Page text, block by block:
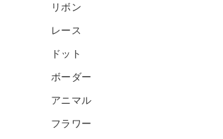
リボン
レース
ドット
ボーダー
アニマル
フラワー